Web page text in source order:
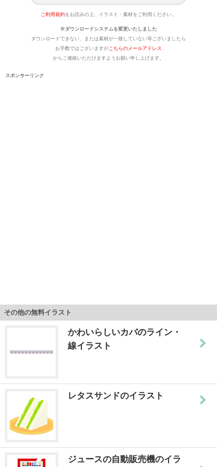
ご利用規約をお読みの上、イラスト・素材をご利用ください。
※ダウンロードシステムを変更いたしました
ダウンロードできない、または素材が一致していない等ございましたら
お手数ではございますがこちらのメールアドレス
からご連絡いただけますようお願い申し上げます。
スポンサーリンク
その他の無料イラスト
かわいらしいカバのライン・
線イラスト
レタスサンドのイラスト
ジュースの自動販売機のイラ